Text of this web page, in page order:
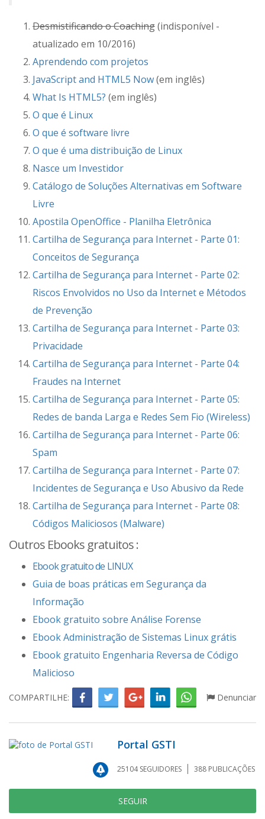
Desmistificando o Coaching(indisponível -
atualizado em 10/2016)
Aprendendo com projetos
JavaScript and HTML5 Now(em inglês)
What Is HTML5? (em inglês)
O que é Linux
O que é software livre
O que é uma distribuição de Linux
Nasce um Investidor
Catálogo de Soluções Alternativas em Software
Livre
Apostila OpenOffice - Planilha Eletrônica
Cartilha de Segurança para Internet - Parte 01:
Conceitos de Segurança
Cartilha de Segurança para Internet - Parte 02:
Riscos Envolvidos no Uso da Internet e Métodos
de Prevenção
Cartilha de Segurança para Internet - Parte 03:
Privacidade
Cartilha de Segurança para Internet - Parte 04:
Fraudes na Internet
Cartilha de Segurança para Internet - Parte 05:
Redes de banda Larga e Redes Sem Fio (Wireless)
Cartilha de Segurança para Internet - Parte 06:
Spam
Cartilha de Segurança para Internet - Parte 07:
Incidentes de Segurança e Uso Abusivo da Rede
Cartilha de Segurança para Internet - Parte 08:
Códigos Maliciosos (Malware)
Outros Ebooks gratuitos :
Ebook gratuito de LINUX
Guia de boas práticas em Segurança da
Informação
Ebook gratuito sobre Análise Forense
Ebook Administração de Sistemas Linux grátis
Ebook gratuito Engenharia Reversa de Código
Malicioso
COMPARTILHE: Denunciar
Portal GSTI
25104SEGUIDORES 388 PUBLICAÇÕES
SEGUIR